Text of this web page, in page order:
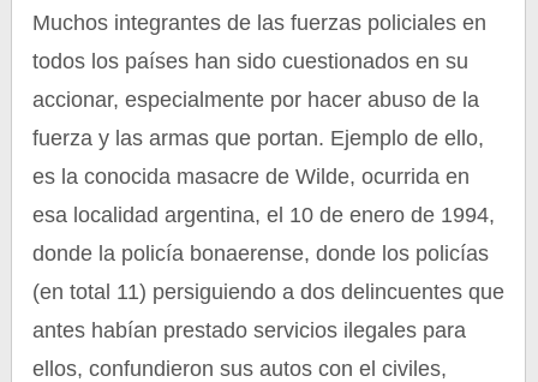
Muchos integrantes de las fuerzas policiales en
todos los países han sido cuestionados en su
accionar, especialmente por hacer abuso de la
fuerza y las armas que portan. Ejemplo de ello,
es la conocida masacre de Wilde, ocurrida en
esa localidad argentina, el 10 de enero de 1994,
donde la policía bonaerense, donde los policías
(en total 11) persiguiendo a dos delincuentes que
antes habían prestado servicios ilegales para
ellos, confundieron sus autos con el civiles,